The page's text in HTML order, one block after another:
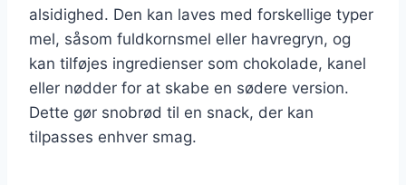
alsidighed. Den kan laves med forskellige typer
mel, såsom fuldkornsmel eller havregryn, og
kan tilføjes ingredienser som chokolade, kanel
eller nødder for at skabe en sødere version.
Dette gør snobrød til en snack, der kan
tilpasses enhver smag.